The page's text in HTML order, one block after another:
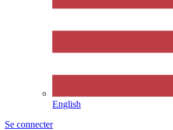
English
Se connecter